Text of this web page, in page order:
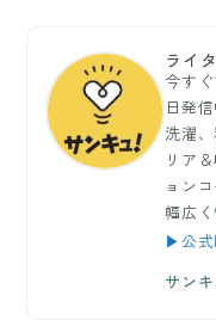
ライ
今す
日発
洗濯
リア
ョン
幅広
▶公式
サン